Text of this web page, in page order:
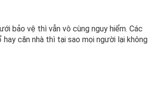
bảo vệ thì vẫn vô cùng nguy hiểm. Các
căn nhà thì tại sao mọi người lại không